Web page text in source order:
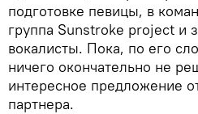
подготовке певицы, в
группа Sunstroke project и
вокалисты. Пока, по его
ничего окончательно не
интересное предложение
партнера.